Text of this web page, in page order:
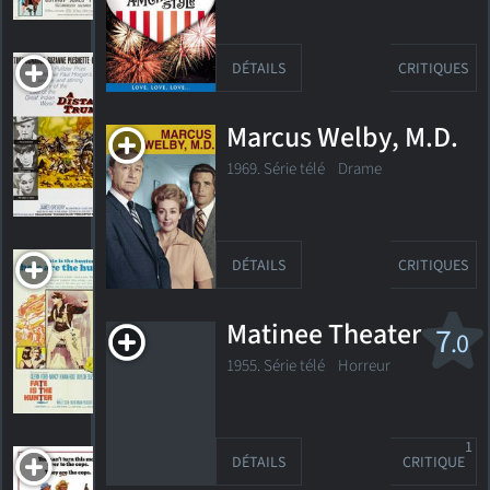
A Distant
Trumpet
1964. 1h57m Western
HORAIRESDÉTAILS
Fate Is the Hunter
1964. 1h46m Thriller dramatique
Hot Stuff
DÉTAILS CRITIQUES
Marcus Welby, M.D.
1969. Série télé Drame
DÉTAILS CRITIQUES
7.0
Matinee Theater
1955. Série télé Horreur
DÉTAILS CRITIQUE
1